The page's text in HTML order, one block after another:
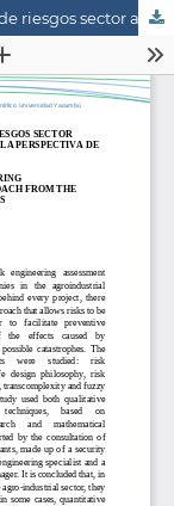
Métodos de evaluación de la ingeniería de riesgos sector agroindustrial